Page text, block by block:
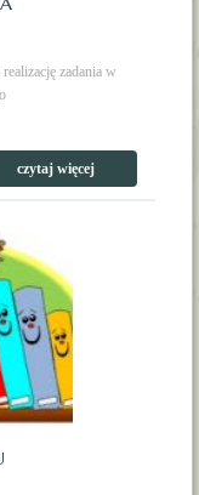
zadania w
czytaj więcej